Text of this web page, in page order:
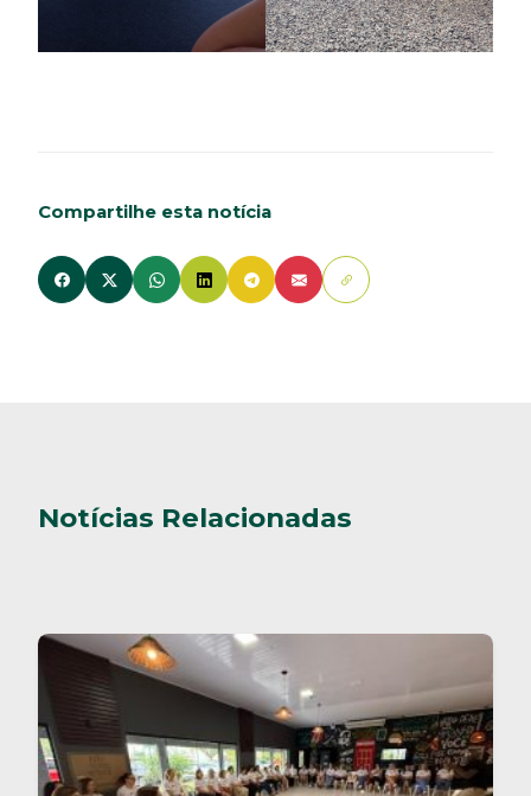
Compartilhe esta notícia
Notícias Relacionadas